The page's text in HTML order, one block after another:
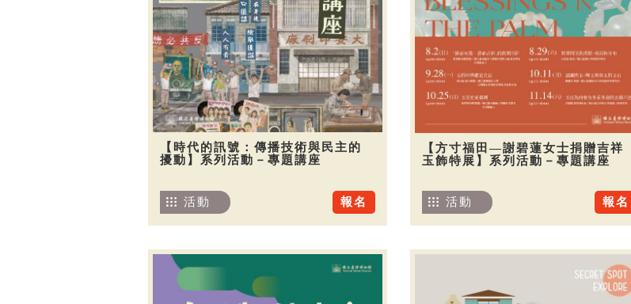
【時代的訊號：傳播技術與民主的
擾動】系列活動－專題講座
報名
活動
【方寸福田—謝碧蓮女士捐贈吉祥
玉飾特展】系列活動－專題講座
報名
活動